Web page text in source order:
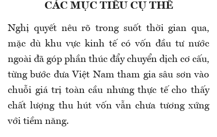
CÁC MỤC TIÊU CỤ THỂ
Nghị quyết nêu rõ trong suốt thời gian qua,
mặc dù khu vực kinh tế có vốn đầu tư nước
ngoài đã góp phần thúc đẩy chuyển dịch cơ cấu,
từng bước đưa Việt Nam tham gia sâu sơn vào
chuỗi giá trị toàn cầu nhưng thực tế cho thấy
chất lượng thu hút vốn vẫn chưa tương xứng
với tiềm năng.